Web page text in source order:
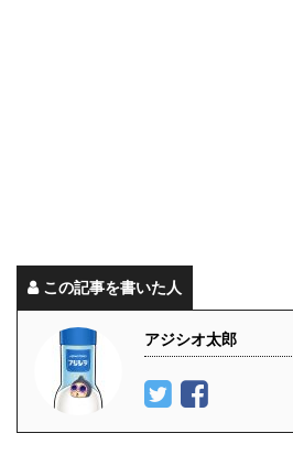
この記事を書いた人
アジシオ太郎